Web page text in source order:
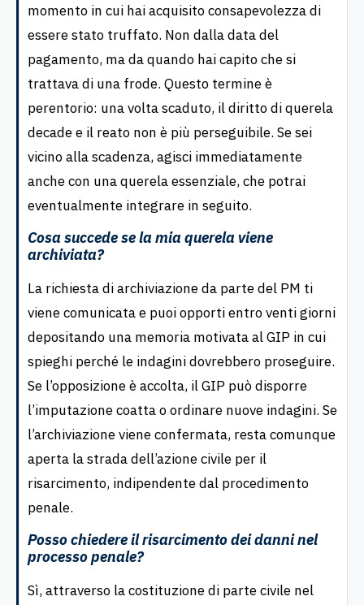
momento in cui hai acquisito consapevolezza di
essere stato truffato. Non dalla data del
pagamento, ma da quando hai capito che si
trattava di una frode. Questo termine è
perentorio: una volta scaduto, il diritto di querela
decade e il reato non è più perseguibile. Se sei
vicino alla scadenza, agisci immediatamente
anche con una querela essenziale, che potrai
eventualmente integrare in seguito.
Cosa succede se la mia querela viene
archiviata?
La richiesta di archiviazione da parte del PM ti
viene comunicata e puoi opporti entro venti giorni
depositando una memoria motivata al GIP in cui
spieghi perché le indagini dovrebbero proseguire.
Se l’opposizione è accolta, il GIP può disporre
l’imputazione coatta o ordinare nuove indagini. Se
l’archiviazione viene confermata, resta comunque
aperta la strada dell’azione civile per il
risarcimento, indipendente dal procedimento
penale.
Posso chiedere il risarcimento dei danni nel
processo penale?
Sì, attraverso la costituzione di parte civile nel